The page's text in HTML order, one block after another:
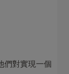
們對實現一個